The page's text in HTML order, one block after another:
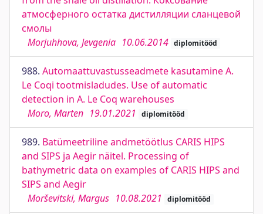
атмосферного остатка дистилляции сланцевой
смолы
Morjuhhova, Jevgenia 10.06.2014 diplomitööd
988. Automaattuvastusseadmete kasutamine A.
Le Coqi tootmisladudes. Use of automatic
detection in A. Le Coq warehouses
Moro, Marten 19.01.2021 diplomitööd
989. Batümeetriline andmetöötlus CARIS HIPS
and SIPS ja Aegir näitel. Processing of
bathymetric data on examples of CARIS HIPS and
SIPS and Aegir
Morševitski, Margus 10.08.2021 diplomitööd